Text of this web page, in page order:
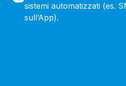
sistemi automatizzati (es.
sull’App).